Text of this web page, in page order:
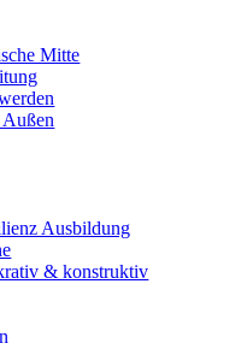
Mitte
Ausbildung
& konstruktiv